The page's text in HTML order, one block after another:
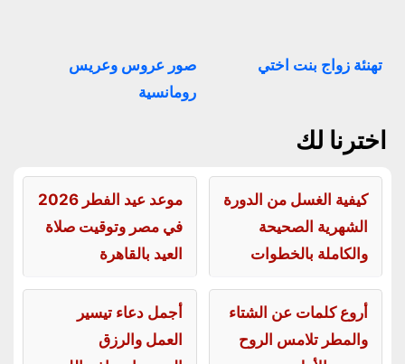
تهنئة زواج بنت اختي
صور عروس وعريس
رومانسية
اخترنا لك
كيفية الغسل من الدورة
الشهرية الصحيحة
والكاملة بالخطوات
موعد عيد الفطر 2026
في مصر وتوقيت صلاة
العيد بالقاهرة
أروع كلمات عن الشتاء
والمطر تلامس الروح
أجمل دعاء تيسير
العمل والرزق